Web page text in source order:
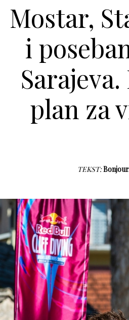
Mostar,
i
plan za
TEKST: